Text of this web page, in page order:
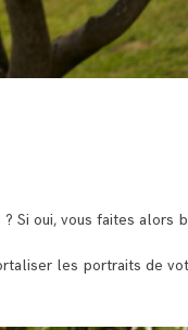
? Si oui, vous faites alors
les portraits de